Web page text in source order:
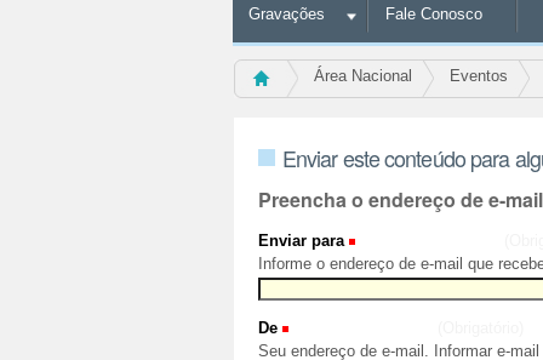
Gravações Fale Conosco
Área Nacional Eventos
Enviar este conteúdo para
Preencha o endereço de e-
Enviar para
Informe o endereço de e-mail que
De
Seu endereço de e-mail. Informar e-